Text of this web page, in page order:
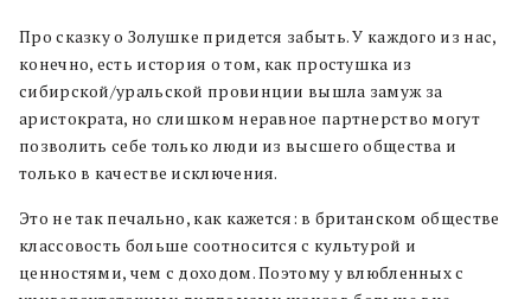
Про сказку о Золушке придется забыть. У каждого из нас,
конечно, есть история о том, как простушка из
сибирской/уральской провинции вышла замуж за
аристократа, но слишком неравное партнерство могут
позволить себе только люди из высшего общества и
только в качестве исключения.
Это не так печально, как кажется: в британском обществе
классовость больше соотносится с культурой и
ценностями, чем с доходом. Поэтому у влюбленных с